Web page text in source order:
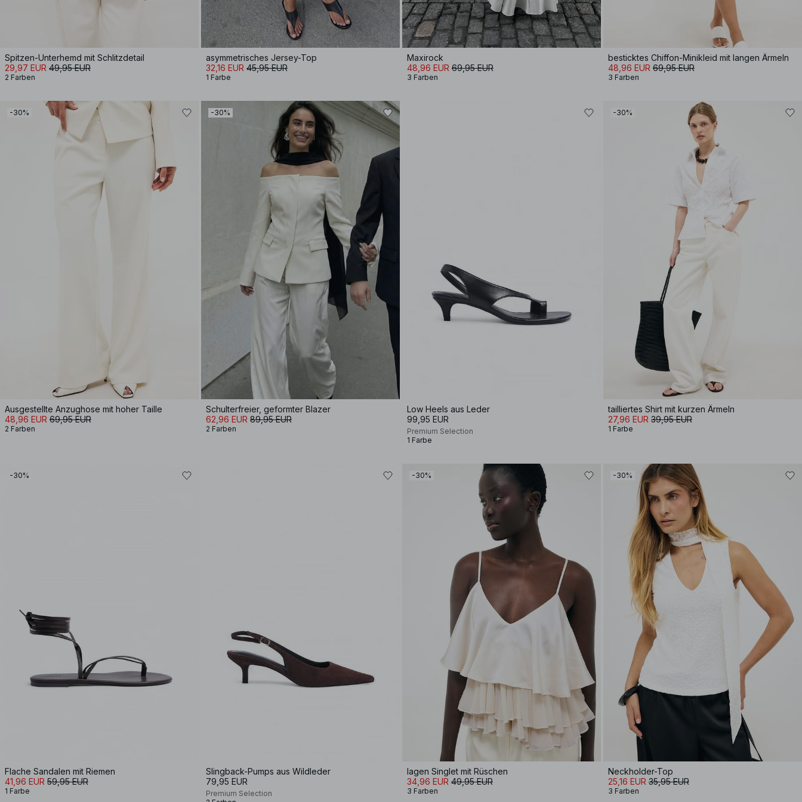
Spitzen-Unterhemd mit Schlitzdetail
29,97 EUR 49,95 EUR
2 Farben
asymmetrisches Jersey-Top
32,16 EUR 45,95 EUR
1 Farbe
Maxirock
48,96 EUR 69,95 EUR
3 Farben
besticktes Chiffon-Minikleid mit langen Ärmeln
48,96 EUR 69,95 EUR
3 Farben
-30%
Ausgestellte Anzughose mit hoher Taille
48,96 EUR 69,95 EUR
2 Farben
-30%
Schulterfreier, geformter Blazer
62,96 EUR 89,95 EUR
2 Farben
Low Heels aus Leder
99,95 EUR
Premium Selection
1 Farbe
-30%
tailliertes Shirt mit kurzen Ärmeln
27,96 EUR 39,95 EUR
1 Farbe
-30%
Flache Sandalen mit Riemen
41,96 EUR 59,95 EUR
1 Farbe
Slingback-Pumps aus Wildleder
79,95 EUR
Premium Selection
-30%
lagen Singlet mit Rüschen
34,96 EUR 49,95 EUR
3 Farben
-30%
Neckholder-Top
25,16 EUR 35,95 EUR
3 Farben